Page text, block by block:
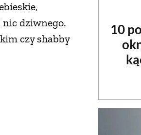
dziwnego.
czy shabby
10